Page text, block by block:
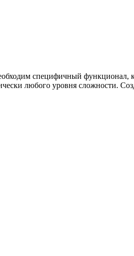
специфичный
любого уровня сложности.